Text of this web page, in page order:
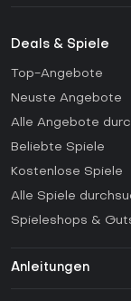
Deals & Spiele
Top-Angebote
Neuste Angebote
Alle Angebote
Beliebte Spiele
Kostenlose Spiele
Alle Spiele
Spieleshops &
Anleitungen